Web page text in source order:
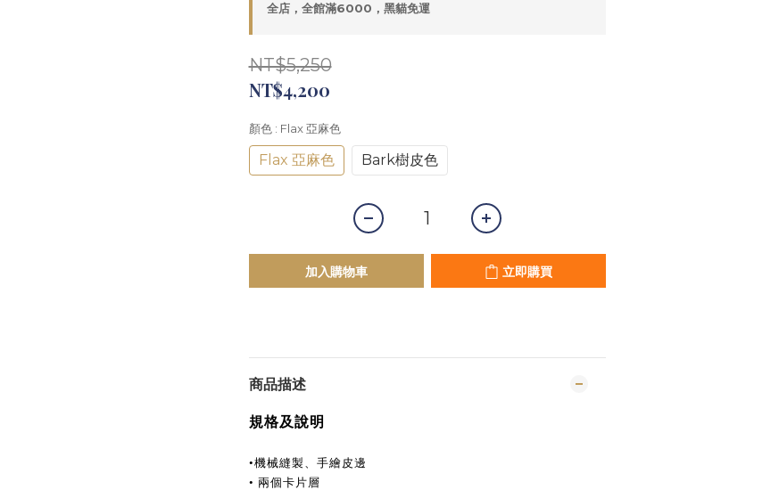
全店，全館滿6000，黑貓免運
NT$5,250
NT$4,200
顏色 : Flax 亞麻色
Flax 亞麻色 Bark樹皮色
加入購物車 立即購買
商品描述
規格及說明
•機械縫製、手繪皮邊
• 兩個卡片層